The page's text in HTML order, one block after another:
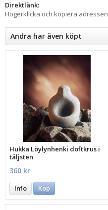
Direktlänk:
Högerklicka och kopiera adressen
Andra har även köpt
Hukka Löylynhenki doftkrus i
täljsten
360 kr
Info Köp